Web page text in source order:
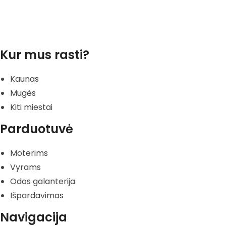
Kur mus rasti?
Kaunas
Mugės
Kiti miestai
Parduotuvė
Moterims
Vyrams
Odos galanterija
Išpardavimas
Navigacija